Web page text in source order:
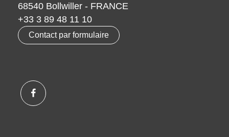
68540 Bollwiller - FRANCE
+33 3 89 48 11 10
Contact par formulaire